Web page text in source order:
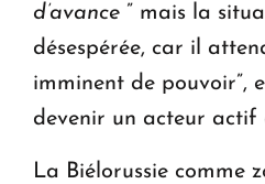
d’avance ” mais la
désespérée, car il
imminent de pouvoir”,
devenir un acteur actif
La Biélorussie comme